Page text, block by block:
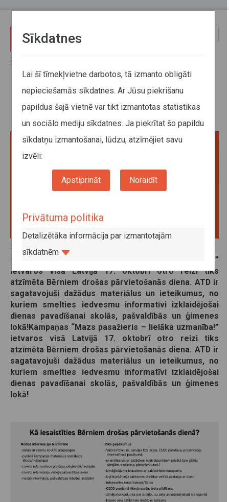
Sākums
Kā pavadīt Bērniem drošas
pārvietošanās dienu?
20. septembris 2024
Kampaņas “Mazs pasažieris – lielāka uzmanība!”
ietvaros visā Latvijā 17. oktobrī otro reizi tiks
atzīmēta Bērniem drošas pārvietošanās diena. ATD ir
sagatavojuši dažādus materiālus un ieteikumus, no
kuriem smelties iedvesmu informatīvi izklaidējošai
dienas pavadīšanai skolās, pašvaldībās un ģimenes
lokā!Kampaņas “Mazs pasažieris – lielāka uzmanība!”
ietvaros visā Latvijā 17. oktobrī otro reizi tiks
atzīmēta Bērniem drošas pārvietošanās diena. ATD ir
sagatavojuši dažādus materiālus un ieteikumus, no
kuriem smelties iedvesmu informatīvi izklaidējošai
dienas pavadīšanai skolās, pašvaldībās un ģimenes
lokā!
Sīkdatnes
Lai šī tīmekļvietne darbotos, tā izmanto obligāti
nepieciešamās sīkdatnes. Ar Jūsu piekrišanu
papildus šajā vietnē var tikt izmantotas statistikas
un sociālo mediju sīkdatnes. Ja piekrītat šo papildu
sīkdatņu izmantošanai, lūdzu, atzīmējiet savu
izvēli:
Apstiprināt Noraidīt
Privātuma politika
Detalizētāka informācija par izmantotajām
sīkdatnēm